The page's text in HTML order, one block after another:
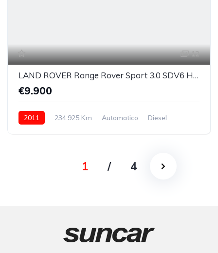
12
LAND ROVER Range Rover Sport 3.0 SDV6 HSE
€9.900
2011 234.925 Km Automatico
Diesel
1 / 4